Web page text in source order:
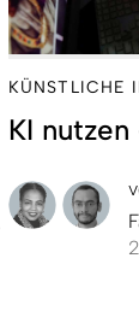
KÜNSTLICHE
KI